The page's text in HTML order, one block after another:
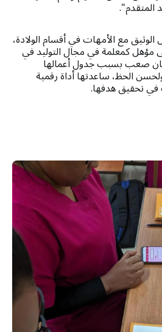
المتقدم".
مع الأمهات في أقسام الولادة،
كمعلمة في مجال التوليد في
- وهو ما كان صعب بسبب جدول أعمالها
الحظ، ساعدتها أداة رقمية
تحقيق هدفها.